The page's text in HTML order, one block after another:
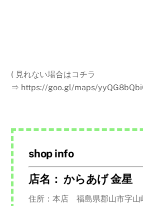
( 見れない場合はコチラ
⇒ https://goo.gl/maps/
shop info
店名： からあげ 金星
住所：本店 福島県郡山市字